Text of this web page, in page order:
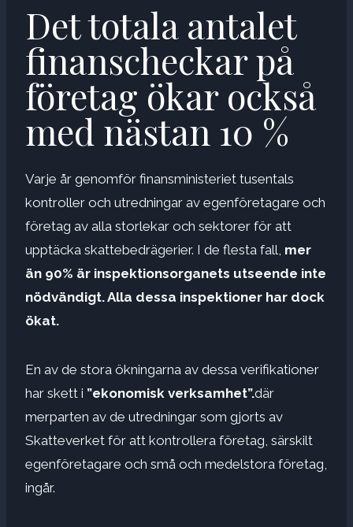
Det totala antalet
finanscheckar på
företag ökar också
med nästan 10 %
Varje år genomför finansministeriet tusentals
kontroller och utredningar av egenföretagare och
företag av alla storlekar och sektorer för att
upptäcka skattebedrägerier. I de flesta fall, mer
än 90% är inspektionsorganets utseende inte
nödvändigt. Alla dessa inspektioner har dock
ökat.
En av de stora ökningarna av dessa verifikationer
har skett i ”ekonomisk verksamhet”.där
merparten av de utredningar som gjorts av
Skatteverket för att kontrollera företag, särskilt
egenföretagare och små och medelstora företag,
ingår.